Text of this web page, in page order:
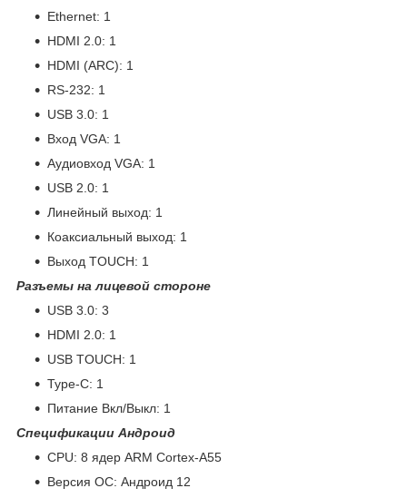
Ethernet: 1
HDMI 2.0: 1
HDMI (ARC): 1
RS-232: 1
USB 3.0: 1
Вход VGA: 1
Аудиовход VGA: 1
USB 2.0: 1
Линейный выход: 1
Коаксиальный выход: 1
Выход TOUCH: 1
Разъемы на лицевой стороне
USB 3.0: 3
HDMI 2.0: 1
USB TOUCH: 1
Type-C: 1
Питание Вкл/Выкл: 1
Спецификации Андроид
CPU: 8 ядер ARM Cortex-A55
Версия ОС: Андроид 12